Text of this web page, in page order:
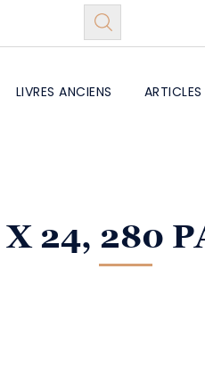
LIVRES ANCIENS ARTICLES
X 24, 280